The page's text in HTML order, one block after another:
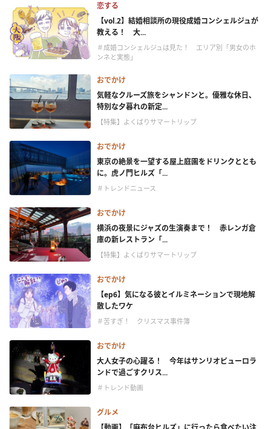
恋する
【vol.2】結婚相談所の現役成婚コンシェルジュが
教える！ 大...
＃成婚コンシェルジュは見た！ エリア別「男女のホ
ンネと実態」
おでかけ
気軽なクルーズ旅をシャンドンと。優雅な休日、
特別な夕暮れの新定...
【特集】よくばりサマートリップ
おでかけ
東京の絶景を一望する屋上庭園をドリンクととも
に。虎ノ門ヒルズ「...
＃トレンドニュース
おでかけ
横浜の夜景にジャズの生演奏まで！ 赤レンガ倉
庫の新レストラン「...
【特集】よくばりサマートリップ
おでかけ
【ep6】気になる彼とイルミネーションで現地解
散したワケ
＃苦すぎ！ クリスマス事件簿
おでかけ
大人女子の心躍る！ 今年はサンリオピューロラ
ンドで過ごすクリス...
＃トレンド動画
グルメ